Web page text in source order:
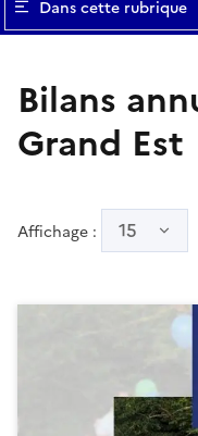
Dans cette rubrique
Bilans
Grand Est
Affichage : 15